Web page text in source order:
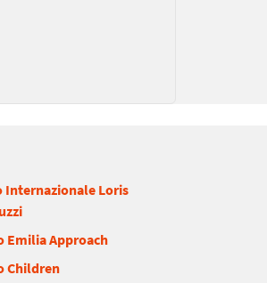
Internazionale Loris
Emilia Approach
Children